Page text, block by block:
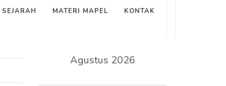
SEJARAH MATERI MAPEL KONTAK
Agustus 2026